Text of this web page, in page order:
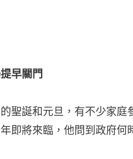
早關門
聖誕和元旦，有不少家庭
即將來臨，他問到政府何